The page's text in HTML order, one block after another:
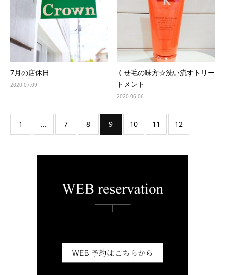
7月の店休日
2020.07.09
くせ毛の味方☆洗い流すトリー
トメント
2020.06.06
1 … 7 8 9 10 11 12